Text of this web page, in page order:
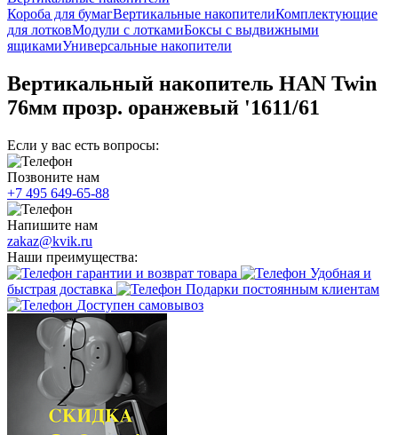
Короба для бумагВертикальные накопителиКомплектующие
для лотковМодули с лоткамиБоксы с выдвижными
ящикамиУниверсальные накопители
Вертикальный накопитель HAN Twin
76мм прозр. оранжевый '1611/61
Если у вас есть вопросы:
Позвоните нам
+7 495 649-65-88
Напишите нам
zakaz@kvik.ru
Наши преимущества:
гарантии и возврат товара
Удобная и
быстрая доставка
Подарки постоянным клиентам
Доступен самовывоз